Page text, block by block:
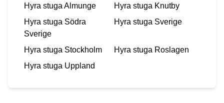
Hyra stuga Almunge Hyra stuga Knutby
Hyra stuga Södra
Sverige
Hyra stuga Sverige
Hyra stuga Stockholm Hyra stuga Roslagen
Hyra stuga Uppland